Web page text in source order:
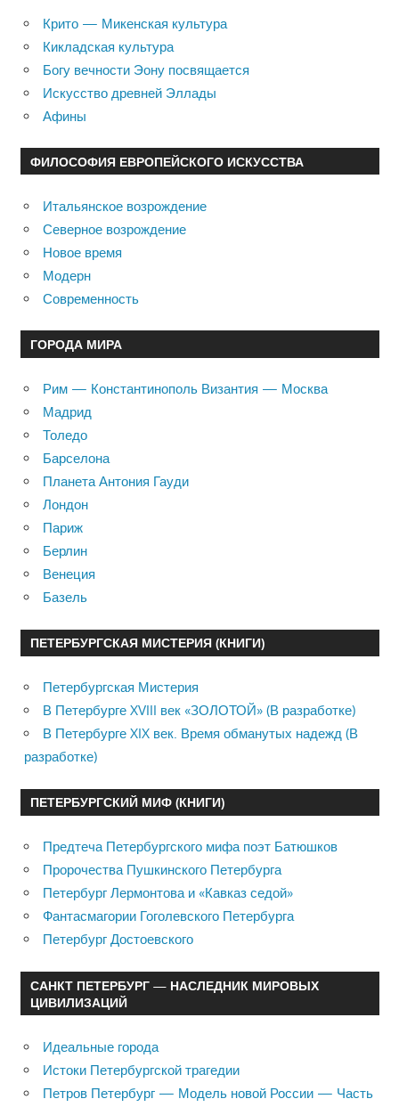
Крито — Микенская культура
Кикладская культура
Богу вечности Эону посвящается
Искусство древней Эллады
Афины
ФИЛОСОФИЯ ЕВРОПЕЙСКОГО ИСКУССТВА
Итальянское возрождение
Северное возрождение
Новое время
Модерн
Современность
ГОРОДА МИРА
Рим — Константинополь Византия — Москва
Мадрид
Толедо
Барселона
Планета Антония Гауди
Лондон
Париж
Берлин
Венеция
Базель
ПЕТЕРБУРГСКАЯ МИСТЕРИЯ (КНИГИ)
Петербургская Мистерия
В Петербурге XVIII век «ЗОЛОТОЙ» (В разработке)
В Петербурге XIX век. Время обманутых надежд (В
разработке)
ПЕТЕРБУРГСКИЙ МИФ (КНИГИ)
Предтеча Петербургского мифа поэт Батюшков
Пророчества Пушкинского Петербурга
Петербург Лермонтова и «Кавказ седой»
Фантасмагории Гоголевского Петербурга
Петербург Достоевского
САНКТ ПЕТЕРБУРГ — НАСЛЕДНИК МИРОВЫХ
ЦИВИЛИЗАЦИЙ
Идеальные города
Истоки Петербургской трагедии
Петров Петербург — Модель новой России — Часть